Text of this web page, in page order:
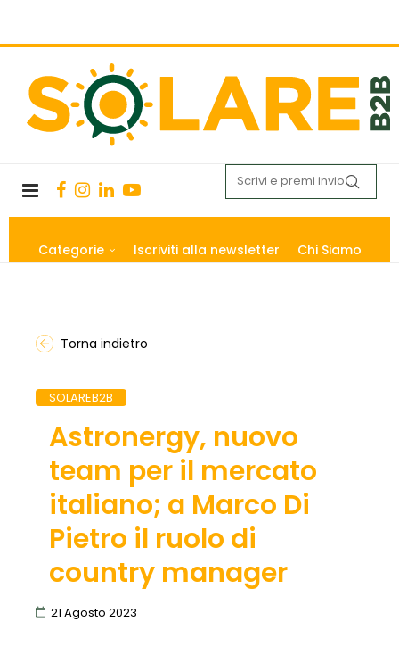
Categorie Iscriviti alla newsletter Chi Siamo
Torna indietro
SOLAREB2B
Astronergy, nuovo
team per il mercato
italiano; a Marco Di
Pietro il ruolo di
country manager
21 Agosto 2023